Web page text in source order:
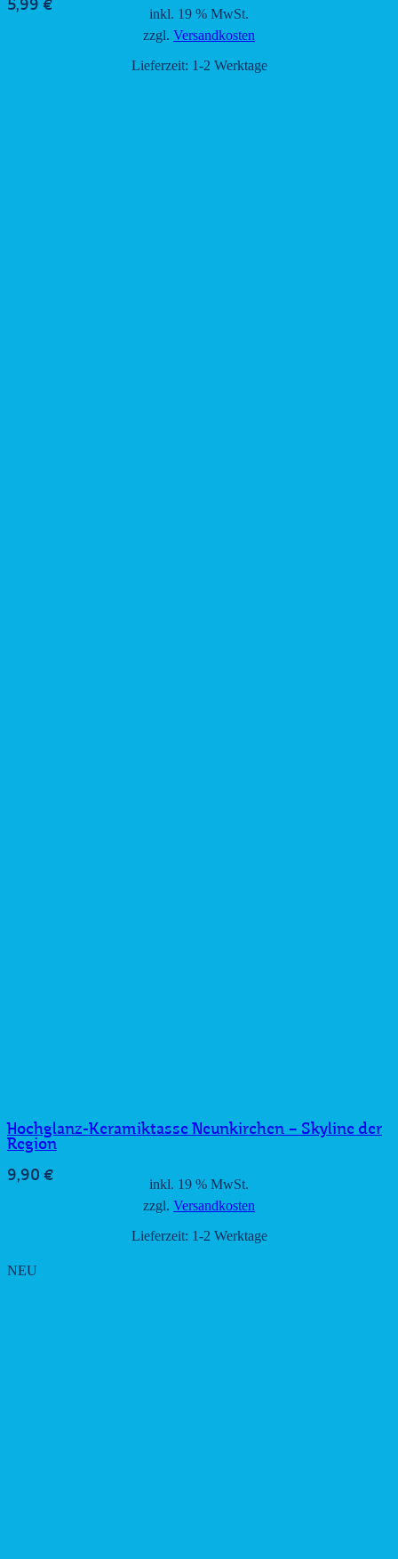
5,99 €
inkl. 19 % MwSt.
zzgl. Versandkosten
Lieferzeit: 1-2 Werktage
Hochglanz-Keramiktasse Neunkirchen – Skyline der
Region
9,90 €
inkl. 19 % MwSt.
zzgl. Versandkosten
Lieferzeit: 1-2 Werktage
NEU